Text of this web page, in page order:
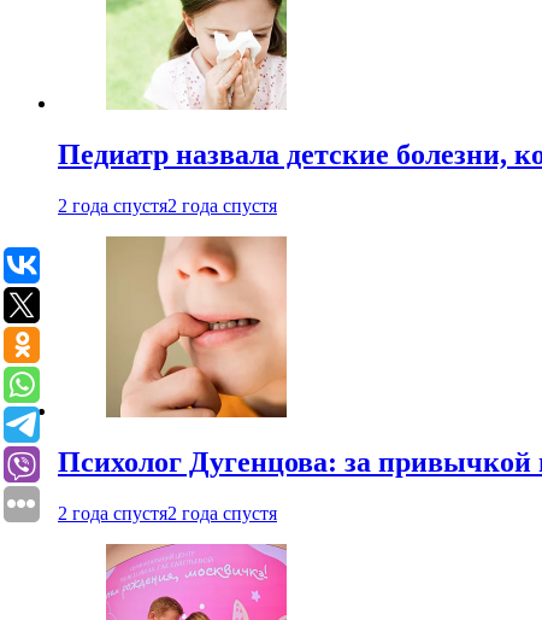
Педиатр назвала детские болезни,
2 года спустя2 года спустя
Психолог Дугенцова: за привычкой
2 года спустя2 года спустя